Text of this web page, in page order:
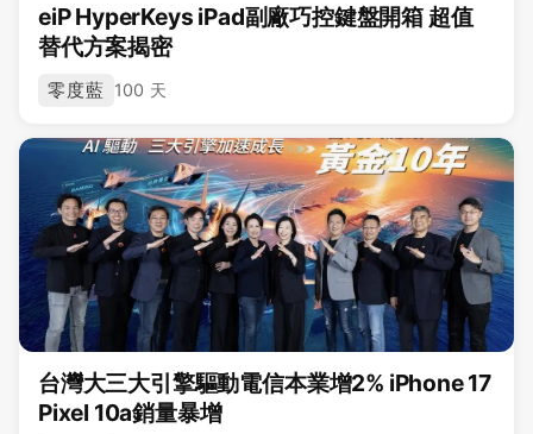
eiP HyperKeys iPad副廠巧控鍵盤開箱 超值
替代方案揭密
零度藍 100 天
台灣大三大引擎驅動電信本業增2% iPhone 17
Pixel 10a銷量暴增